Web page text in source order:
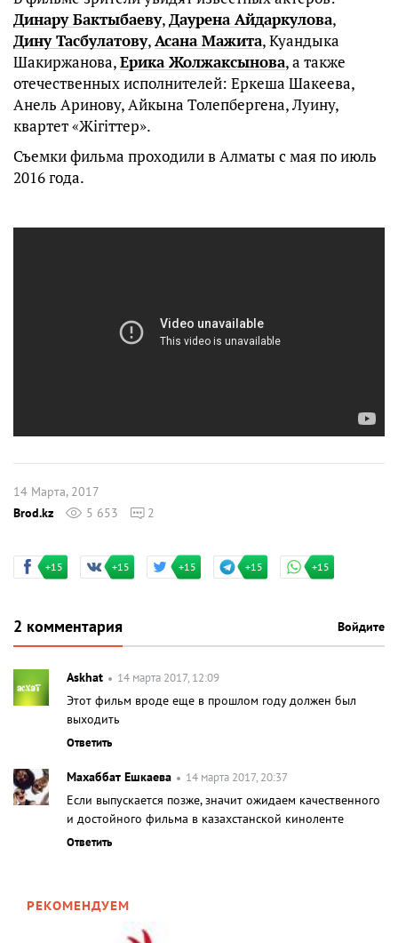
Динару Бактыбаеву,Даурена Айдаркулова,
Дину Тасбулатову,Асана Мажита, Куандыка
Шакиржанова,Ерика Жолжаксынова, а также
отечественных исполнителей: Еркеша Шакеева,
Анель Аринову, Айкына Толепбергена, Луину,
квартет «Жігіттер».
Съемки фильма проходили в Алматы с мая по июль
2016 года.
14 Марта, 2017
Brod.kz
5 653 2
+15 +15 +15 +15 +15
2 комментария Войдите
Askhat 14 марта 2017, 12:09
Этот фильм вроде еще в прошлом году должен был
выходить
Ответить
Махаббат Ешкаева 14 марта 2017, 20:37
Если выпускается позже, значит ожидаем качественного
и достойного фильма в казахстанской киноленте
Ответить
РЕКОМЕНДУЕМ